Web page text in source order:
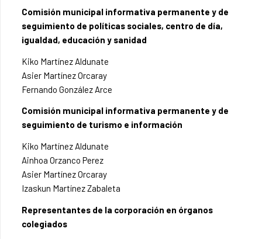
Comisión municipal informativa permanente y de
seguimiento de políticas sociales, centro de día,
igualdad, educación y sanidad
Kiko Martínez Aldunate
Asier Martínez Orcaray
Fernando González Arce
Comisión municipal informativa permanente y de
seguimiento de turismo e información
Kiko Martínez Aldunate
Ainhoa Orzanco Perez
Asier Martínez Orcaray
Izaskun Martínez Zabaleta
Representantes de la corporación en órganos
colegiados